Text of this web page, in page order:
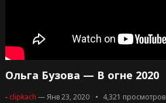
Ольга Бузова — В огне 2020
- clipkach — Янв 23, 2020 4,321 просмотров